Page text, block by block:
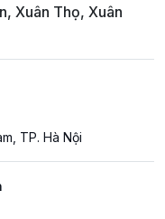
Xuân Thọ, Xuân
TP. Hà Nội